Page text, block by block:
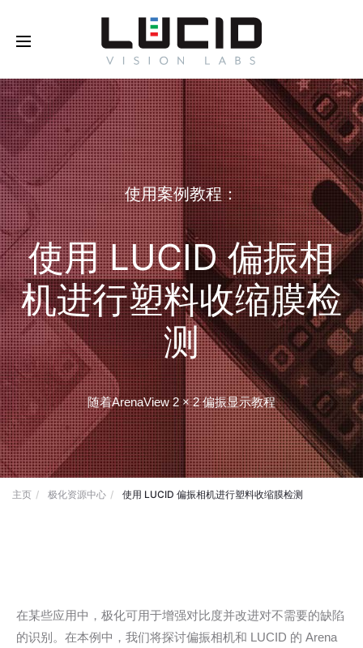
使用案例教程：
使用 LUCID 偏振相
机进行塑料收缩膜检
测
随着ArenaView 2 × 2 偏振显示教程
主页 极化资源中心 使用 LUCID 偏振相机进行塑料收缩膜检测
在某些应用中，极化可用于增强对比度并改进对不需要的缺陷
的识别。在本例中，我们将探讨偏振相机和 LUCID 的 Arena